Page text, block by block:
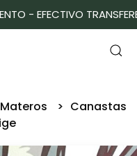
- EFECTIVO
Canastas